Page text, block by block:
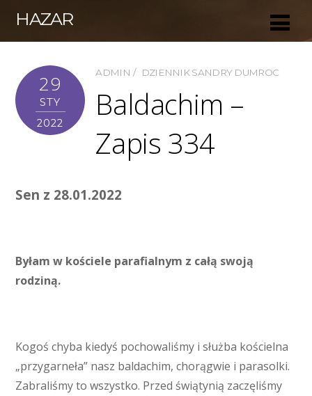
HAZAR
29
STY
2022
ADMIN DZIENNIK SANDRY DUMROC
Baldachim –
Zapis 334
Sen z 28.01.2022
Byłam w kościele parafialnym z całą swoją
rodziną.
Kogoś chyba kiedyś pochowaliśmy i służba kościelna
„przygarneła” nasz baldachim, chorągwie i parasolki.
Zabraliśmy to wszystko. Przed świątynią zaczęliśmy